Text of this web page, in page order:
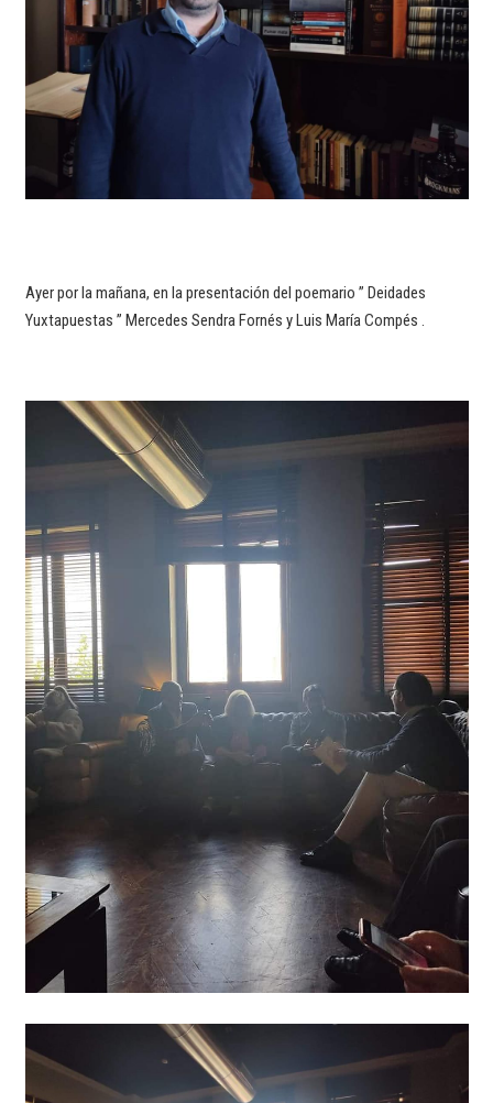
Ayer por la mañana, en la presentación del poemario ” Deidades
Yuxtapuestas ” Mercedes Sendra Fornés y Luis María Compés .